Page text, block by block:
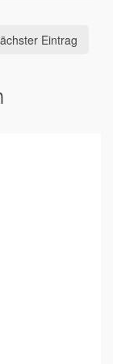
Eintrag